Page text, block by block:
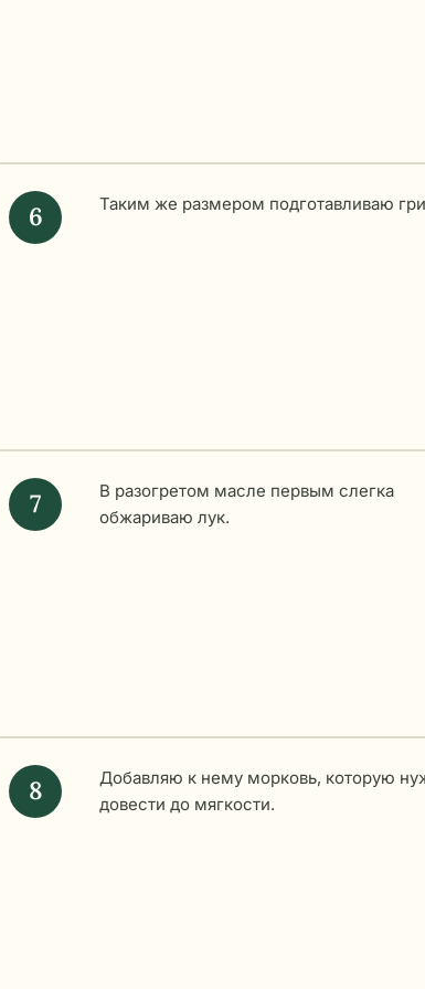
Таким же размером подготавливаю
В разогретом масле первым слегка
обжариваю лук.
Добавляю к нему морковь, которую
довести до мягкости.